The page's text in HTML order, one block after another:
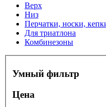
Верх
Низ
Перчатки, носки,
Для триатлона
Комбинезоны
Умный фильтр
Цена